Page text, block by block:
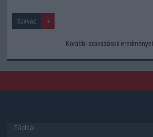
Korábbi szavazások eredményei
Főoldal